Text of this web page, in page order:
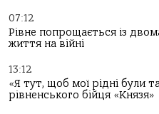
07:12
Рівне попрощається із
життя на війні
13:12
«Я тут, щоб мої рідні були
рівненського бійця «Князя»